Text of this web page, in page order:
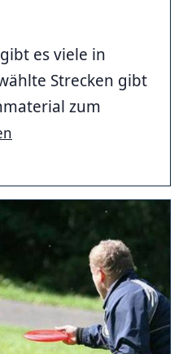
es viele in
Strecken gibt
zum